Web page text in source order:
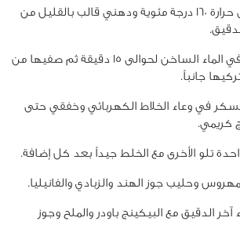
حمي الفرن على حرارة 160 درجة مئوية ودهني قالب بالقليل من
ضعي السبانخ في الماء الساخن لحوالى 15 دقيقة ثم صفيها من
جانباً.
في وعاء الخلاط الكهربائي وخفقي حتى
كريمي.
تلو الأخرى مع الخلط جيداً بعد كل إضافة.
وحليب جوز الهند والزبادي والفانيليا.
الدقيق مع البيكينج باودر والملح وجوز